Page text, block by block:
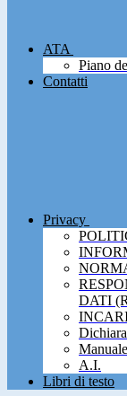
ATA
Piano
Contatti
Privacy
DATI
A.I.
Libri di testo